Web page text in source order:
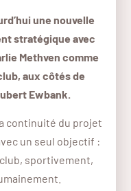
une nouvelle
stratégique avec
Methven comme
aux côtés de
Ewbank.
continuité du projet
un seul objectif :
sportivement,